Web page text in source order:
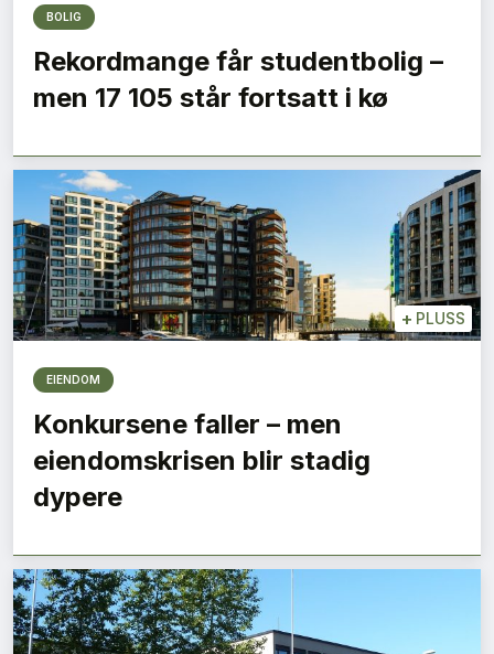
BOLIG
Rekordmange får studentbolig –
men 17 105 står fortsatt i kø
+ PLUSS
EIENDOM
Konkursene faller – men
eiendomskrisen blir stadig
dypere